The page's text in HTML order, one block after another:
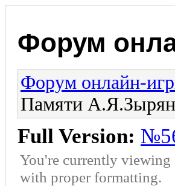
Форум
Форум онлайн-
Памяти
Full Version:
You're currently
with proper formatting.